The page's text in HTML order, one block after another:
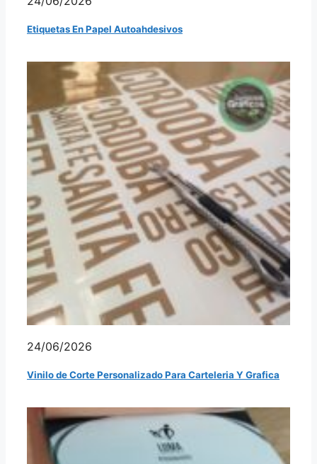
Etiquetas En Papel Autoahdesivos
24/06/2026
Vinilo de Corte Personalizado Para Carteleria Y Grafica